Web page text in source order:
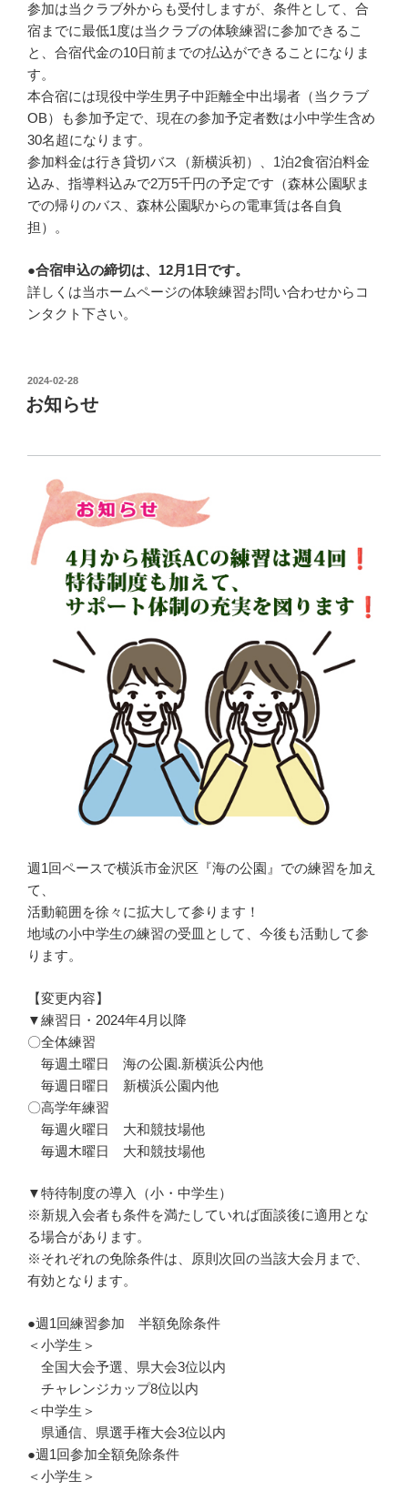
参加は当クラブ外からも受付しますが、条件として、合
宿までに最低1度は当クラブの体験練習に参加できるこ
と、合宿代金の10日前までの払込ができることになりま
す。
本合宿には現役中学生男子中距離全中出場者（当クラブ
OB）も参加予定で、現在の参加予定者数は小中学生含め
30名超になります。
参加料金は行き貸切バス（新横浜初）、1泊2食宿泊料金
込み、指導料込みで2万5千円の予定です（森林公園駅ま
での帰りのバス、森林公園駅からの電車賃は各自負
担）。
●合宿申込の締切は、12月1日です。
詳しくは当ホームページの体験練習お問い合わせからコ
ンタクト下さい。
投
稿
日:
2024-02-28
お知らせ
週1回ペースで横浜市金沢区『海の公園』での練習を加え
て、
活動範囲を徐々に拡大して参ります！
地域の小中学生の練習の受皿として、今後も活動して参
ります。
【変更内容】
▼練習日・2024年4月以降
〇全体練習
毎週土曜日 海の公園.新横浜公内他
毎週日曜日 新横浜公園内他
〇高学年練習
毎週火曜日 大和競技場他
毎週木曜日 大和競技場他
▼特待制度の導入（小・中学生）
※新規入会者も条件を満たしていれば面談後に適用とな
る場合があります。
※それぞれの免除条件は、原則次回の当該大会月まで、
有効となります。
●週1回練習参加 半額免除条件
＜小学生＞
全国大会予選、県大会3位以内
チャレンジカップ8位以内
＜中学生＞
県通信、県選手権大会3位以内
●週1回参加全額免除条件
＜小学生＞